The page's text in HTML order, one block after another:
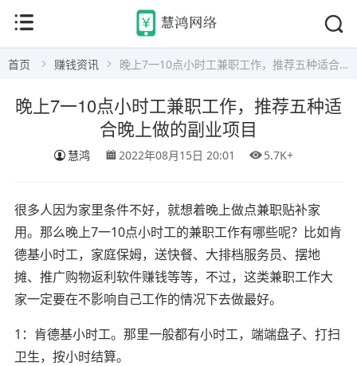
首页 赚钱资讯 晚上7一10点小时工兼职工作，推荐五种适合晚上做的副业项目
晚上7一10点小时工兼职工作，推荐五种适
合晚上做的副业项目
慧鸿 2022年08月15日 20:01 5.7K+
很多人因为家里条件不好，就想着晚上做点兼职贴补家
用。那么晚上7一10点小时工的兼职工作有哪些呢？比如肯
德基小时工，家庭保姆，送快餐、大排档服务员、摆地
摊、推广购物返利软件赚钱等等，不过，这类兼职工作大
家一定要在不影响自己工作的情况下去做最好。
1：肯德基小时工。那里一般都有小时工，端端盘子、打扫
卫生，按小时结算。